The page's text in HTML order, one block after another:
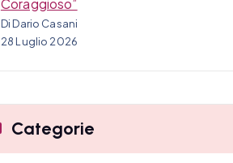
Coraggioso”
Di Dario Casani
28 Luglio 2026
Categorie